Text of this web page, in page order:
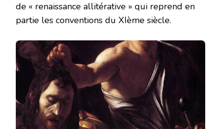
de « renaissance allitérative » qui reprend en
partie les conventions du XIème siècle.